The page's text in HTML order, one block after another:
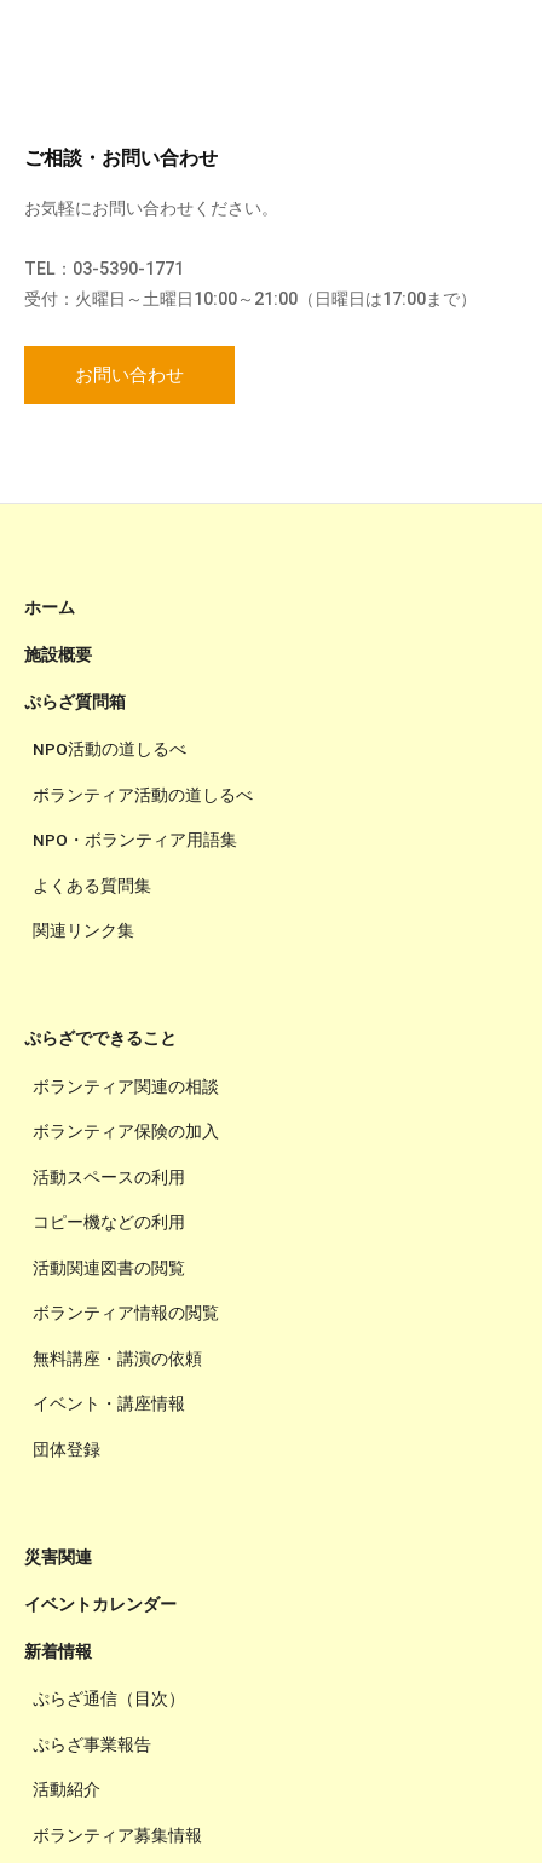
ご相談・お問い合わせ
お気軽にお問い合わせください。
TEL：03-5390-1771
受付：火曜日～土曜日10:00～21:00（日曜日は17:00まで）
お問い合わせ
ホーム
施設概要
ぷらざ質問箱
NPO活動の道しるべ
ボランティア活動の道しるべ
NPO・ボランティア用語集
よくある質問集
関連リンク集
ぷらざでできること
ボランティア関連の相談
ボランティア保険の加入
活動スペースの利用
コピー機などの利用
活動関連図書の閲覧
ボランティア情報の閲覧
無料講座・講演の依頼
イベント・講座情報
団体登録
災害関連
イベントカレンダー
新着情報
ぷらざ通信（目次）
ぷらざ事業報告
活動紹介
ボランティア募集情報